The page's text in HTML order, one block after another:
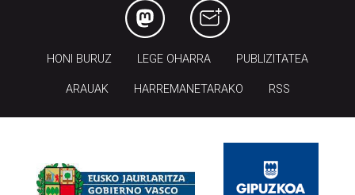
HONI BURUZ LEGE OHARRA PUBLIZITATEA
ARAUAK HARREMANETARAKO RSS